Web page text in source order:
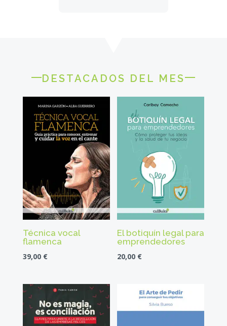
DESTACADOS DEL MES
Técnica vocal
flamenca
39,00 €
El botiquín legal para
emprendedores
20,00 €